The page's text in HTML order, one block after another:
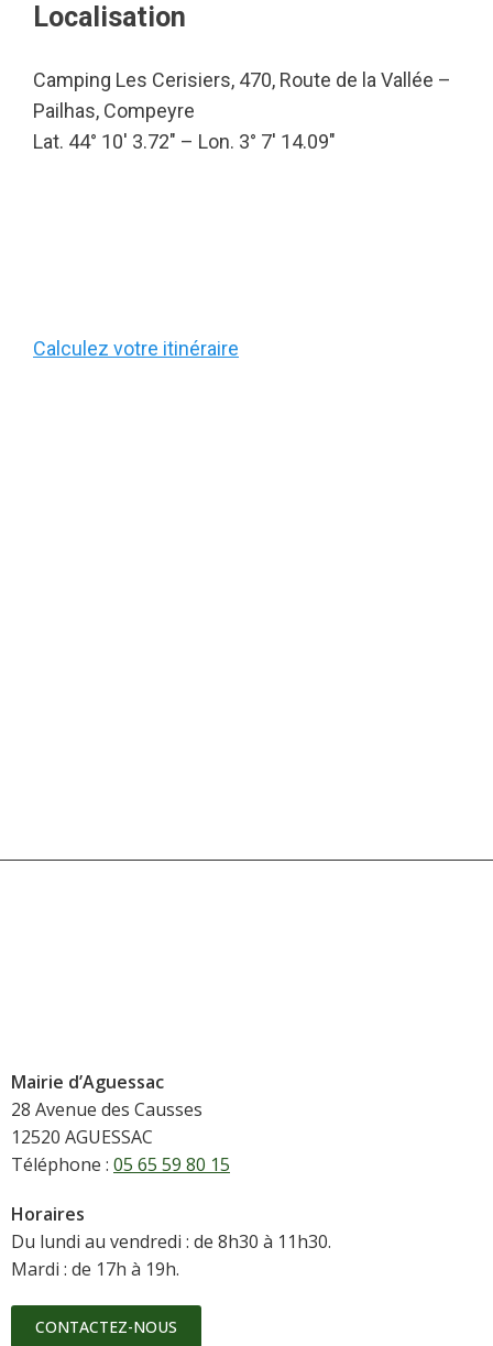
Localisation
Camping Les Cerisiers, 470, Route de la Vallée –
Pailhas, Compeyre
Lat. 44° 10′ 3.72″ – Lon. 3° 7′ 14.09″
Calculez votre itinéraire
Mairie d’Aguessac
28 Avenue des Causses
12520 AGUESSAC
Téléphone : 05 65 59 80 15
Horaires
Du lundi au vendredi : de 8h30 à 11h30.
Mardi : de 17h à 19h.
CONTACTEZ-NOUS